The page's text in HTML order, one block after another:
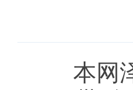
本网